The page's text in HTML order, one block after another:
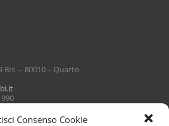
Consenso Cookie
BIs – 80010 – Quarto